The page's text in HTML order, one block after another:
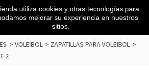
> VOLEIBOL > ZAPATILLAS PARA VOLEIBOL >
2
utiliza cookies y otras tecnologías para
mejorar su experiencia en nuestros
sitios.